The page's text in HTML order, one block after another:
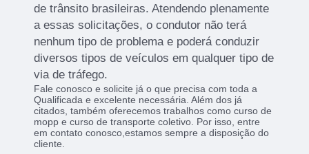
de trânsito brasileiras. Atendendo plenamente
a essas solicitações, o condutor não terá
nenhum tipo de problema e poderá conduzir
diversos tipos de veículos em qualquer tipo de
via de tráfego.
Fale conosco e solicite já o que precisa com toda a
Qualificada e excelente necessária. Além dos já
citados, também oferecemos trabalhos como curso de
mopp e curso de transporte coletivo. Por isso, entre
em contato conosco,estamos sempre a disposição do
cliente.